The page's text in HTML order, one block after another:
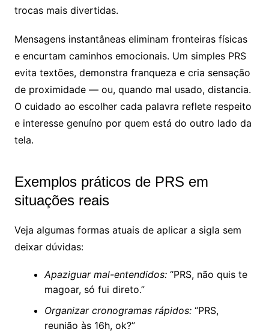
trocas mais divertidas.
Mensagens instantâneas eliminam fronteiras físicas
e encurtam caminhos emocionais. Um simples PRS
evita textões, demonstra franqueza e cria sensação
de proximidade — ou, quando mal usado, distancia.
O cuidado ao escolher cada palavra reflete respeito
e interesse genuíno por quem está do outro lado da
tela.
Exemplos práticos de PRS em
situações reais
Veja algumas formas atuais de aplicar a sigla sem
deixar dúvidas:
Apaziguar mal-entendidos:“PRS, não quis te
magoar, só fui direto.”
Organizar cronogramas rápidos:“PRS,
reunião às 16h, ok?”